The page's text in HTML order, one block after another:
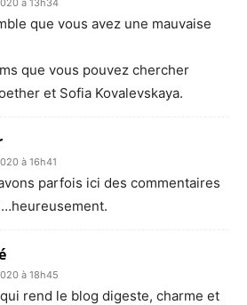
à 13h34
que vous avez une mauvaise
que vous pouvez chercher
et Sofia Kovalevskaya.
à 16h41
parfois ici des commentaires
à 18h45
qui rend le blog digeste, charme et